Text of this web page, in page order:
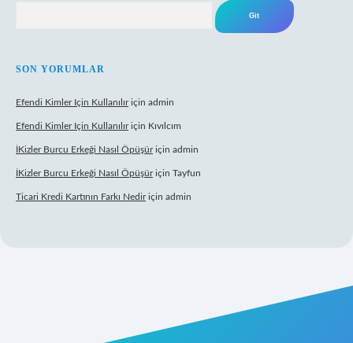
SON YORUMLAR
Efendi Kimler Için Kullanılıriçin admin
Efendi Kimler Için Kullanılıriçin Kıvılcım
İKizler Burcu Erkeği Nasıl Öpüşüriçin admin
İKizler Burcu Erkeği Nasıl Öpüşüriçin Tayfun
Ticari Kredi Kartının Farkı Nediriçin admin